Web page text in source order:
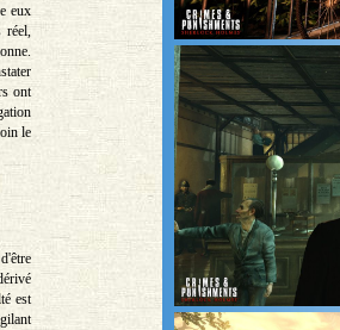
eux
ont
le
est